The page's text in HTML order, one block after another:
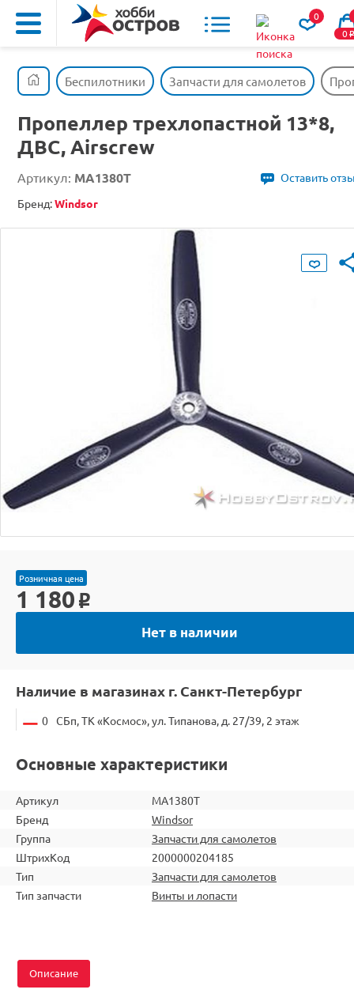
0
0o
Беспилотники Запчасти для самолетов
Пропеллер трехлопастной 13*8,
ДВС, Airscrew
Артикул: MA1380T
Оставить
Бренд:Windsor
Розничная цена
1 180 o
Нет в наличии
Наличие в магазинах г. Санкт-Петербург
0 СБп, ТК «Космос», ул. Типанова, д. 27/39, 2 этаж
Основные характеристики
Артикул
MA1380T
Бренд
Windsor
Группа
Запчасти для самолетов
ШтрихКод
2000000204185
Тип
Запчасти для самолетов
Тип запчасти
Винты и лопасти
Описание